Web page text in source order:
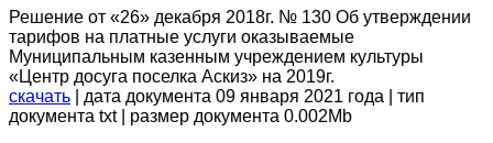
Решение от «26» декабря 2018г. № 130 Об утверждении
тарифов на платные услуги оказываемые
Муниципальным казенным учреждением культуры
«Центр досуга поселка Аскиз» на 2019г.
скачать | дата документа 09 января 2021 года | тип
документа txt | размер документа 0.002Mb